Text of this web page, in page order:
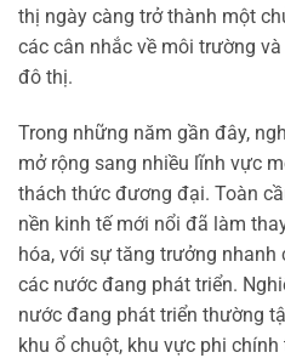
thị ngày càng trở thành một
các cân nhắc về môi trường
đô thị.
Trong những năm gần đây,
mở rộng sang nhiều lĩnh vực
thách thức đương đại. Toàn
nền kinh tế mới nổi đã làm
hóa, với sự tăng trưởng
các nước đang phát triển.
nước đang phát triển thường
khu ổ chuột, khu vực phi